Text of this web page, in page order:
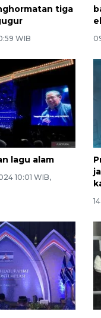
tiga
WIB
lagu alam
10:01 WIB,